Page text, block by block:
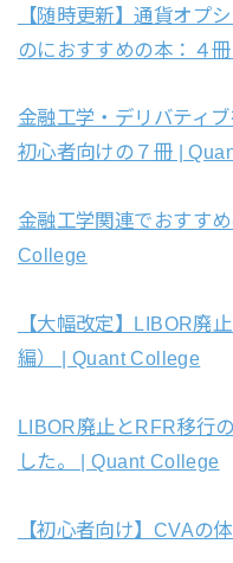
【随時更新】通貨オプ
のにおすすめの本：４
金融工学・デリバティ
初心者向けの７冊 |
金融工学関連でおすす
College
【大幅改定】LIBOR廃
編） | Quant College
LIBOR廃止とRFR移行
した。 | Quant College
【初心者向け】CVAの